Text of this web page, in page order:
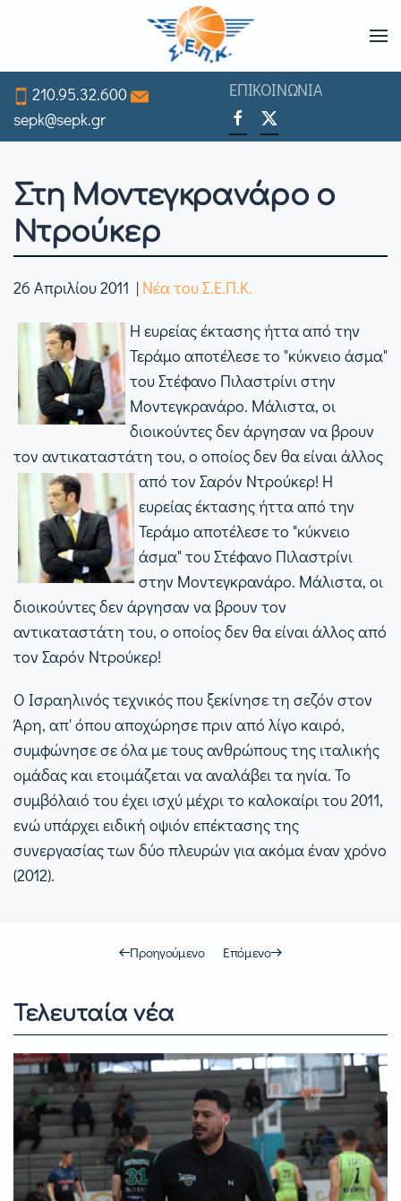
to
main
content
210.95.32.600
sepk@sepk.gr
ΕΠΙΚΟΙΝΩΝΙΑ
Στη Μοντεγκρανάρο ο
Ντρούκερ
26 Απριλίου 2011 | Νέα του Σ.Ε.Π.Κ.
Η ευρείας έκτασης ήττα από την
Τεράμο αποτέλεσε το "κύκνειο άσμα"
του Στέφανο Πιλαστρίνι στην
Μοντεγκρανάρο. Μάλιστα, οι
διοικούντες δεν άργησαν να βρουν
τον αντικαταστάτη του, ο οποίος δεν θα είναι άλλος
από τον Σαρόν Ντρούκερ! Η
ευρείας έκτασης ήττα από την
Τεράμο αποτέλεσε το "κύκνειο
άσμα" του Στέφανο Πιλαστρίνι
στην Μοντεγκρανάρο. Μάλιστα, οι
διοικούντες δεν άργησαν να βρουν τον
αντικαταστάτη του, ο οποίος δεν θα είναι άλλος από
τον Σαρόν Ντρούκερ!
Ο Ισραηλινός τεχνικός που ξεκίνησε τη σεζόν στον
Άρη, απ' όπου αποχώρησε πριν από λίγο καιρό,
συμφώνησε σε όλα με τους ανθρώπους της ιταλικής
ομάδας και ετοιμάζεται να αναλάβει τα ηνία. Το
συμβόλαιό του έχει ισχύ μέχρι το καλοκαίρι του 2011,
ενώ υπάρχει ειδική οψιόν επέκτασης της
συνεργασίας των δύο πλευρών για ακόμα έναν χρόνο
(2012).
Προηγούμενο Επόμενο
Τελευταία νέα